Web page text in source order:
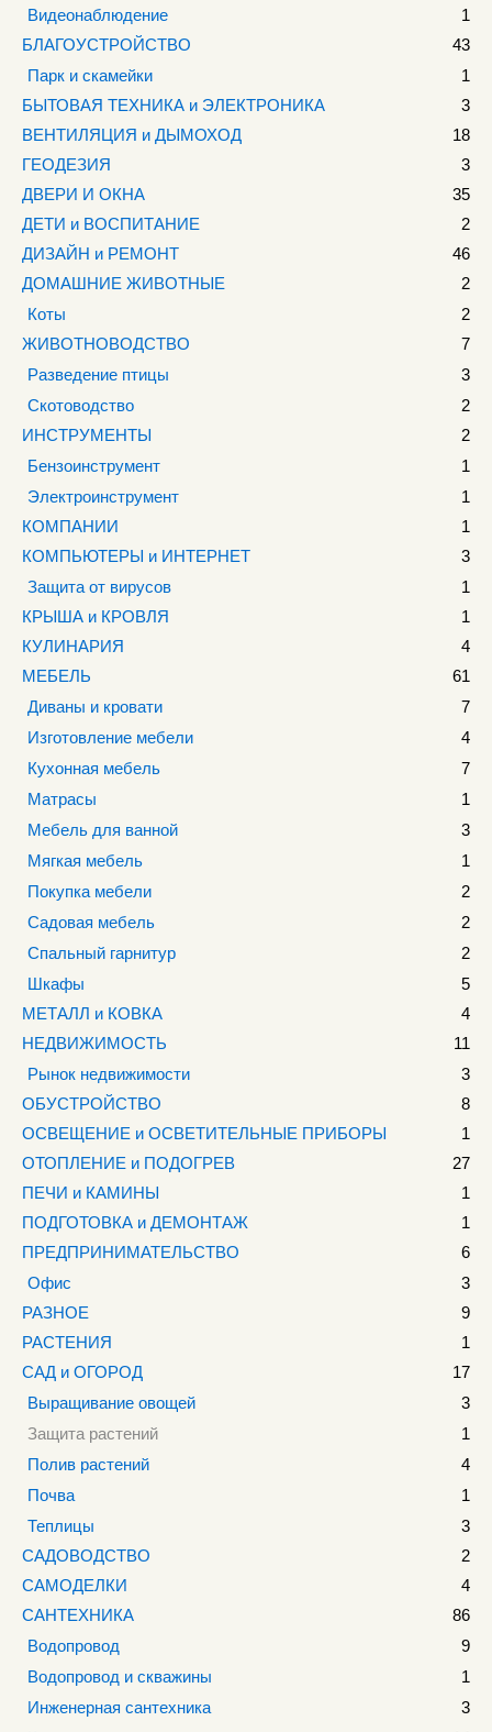
Видеонаблюдение
1
БЛАГОУСТРОЙСТВО
43
Парк и скамейки
1
БЫТОВАЯ ТЕХНИКА и ЭЛЕКТРОНИКА
3
ВЕНТИЛЯЦИЯ и ДЫМОХОД
18
ГЕОДЕЗИЯ
3
ДВЕРИ И ОКНА
35
ДЕТИ и ВОСПИТАНИЕ
2
ДИЗАЙН и РЕМОНТ
46
ДОМАШНИЕ ЖИВОТНЫЕ
2
Коты
2
ЖИВОТНОВОДСТВО
7
Разведение птицы
3
Скотоводство
2
ИНСТРУМЕНТЫ
2
Бензоинструмент
1
Электроинструмент
1
КОМПАНИИ
1
КОМПЬЮТЕРЫ и ИНТЕРНЕТ
3
Защита от вирусов
1
КРЫША и КРОВЛЯ
1
КУЛИНАРИЯ
4
МЕБЕЛЬ
61
Диваны и кровати
7
Изготовление мебели
4
Кухонная мебель
7
Матрасы
1
Мебель для ванной
3
Мягкая мебель
1
Покупка мебели
2
Садовая мебель
2
Спальный гарнитур
2
Шкафы
5
МЕТАЛЛ и КОВКА
4
НЕДВИЖИМОСТЬ
11
Рынок недвижимости
3
ОБУСТРОЙСТВО
8
ОСВЕЩЕНИЕ и ОСВЕТИТЕЛЬНЫЕ ПРИБОРЫ
1
ОТОПЛЕНИЕ и ПОДОГРЕВ
27
ПЕЧИ и КАМИНЫ
1
ПОДГОТОВКА и ДЕМОНТАЖ
1
ПРЕДПРИНИМАТЕЛЬСТВО
6
Офис
3
РАЗНОЕ
9
РАСТЕНИЯ
1
САД и ОГОРОД
17
Выращивание овощей
3
Защита растений
1
Полив растений
4
Почва
1
Теплицы
3
САДОВОДСТВО
2
САМОДЕЛКИ
4
САНТЕХНИКА
86
Водопровод
9
Водопровод и скважины
1
Инженерная сантехника
3